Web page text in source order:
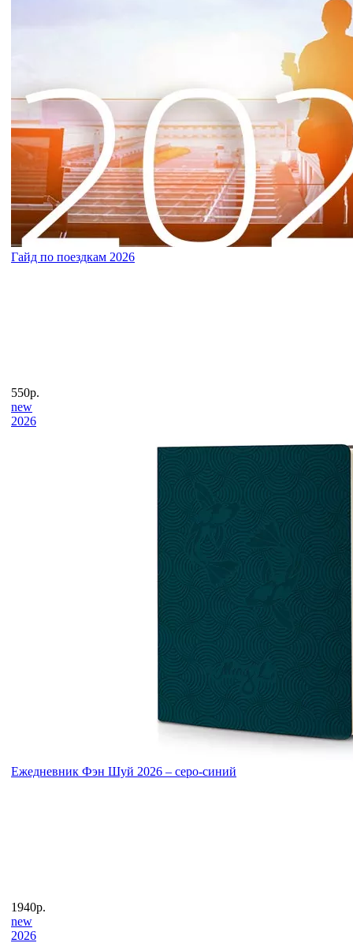
Гайд по поездкам 2026
550р.
new
2026
Ежедневник Фэн Шуй 2026 – серо-синий
1940р.
new
2026